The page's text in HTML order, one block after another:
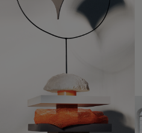
heijastumisesta. Saat lisää
kutakin mallistoa.
TILAAMINEN
laattaa.
Yksi
3,89
Lataa Scale
Lataa Scale Pattern 1 (CAD,
Lataa Scale Pattern 3 (CAD,
Lataa Scale Pattern 4 (CAD,